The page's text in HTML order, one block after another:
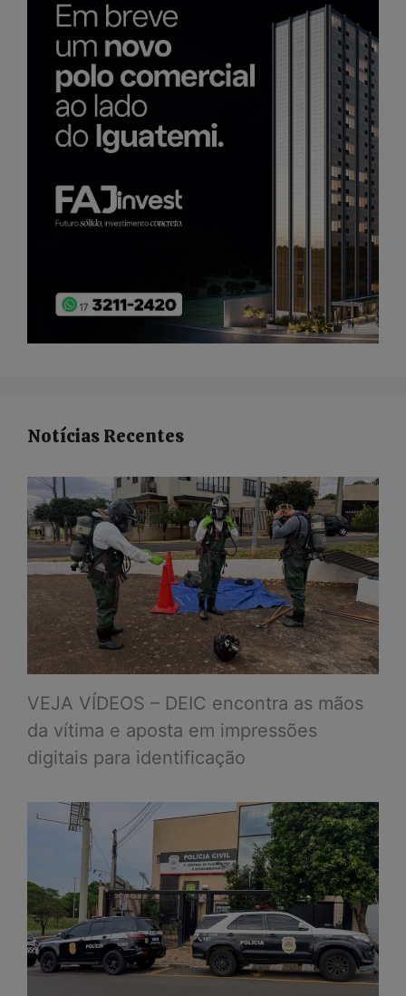
Notícias Recentes
VEJA VÍDEOS – DEIC encontra as mãos
da vítima e aposta em impressões
digitais para identificação